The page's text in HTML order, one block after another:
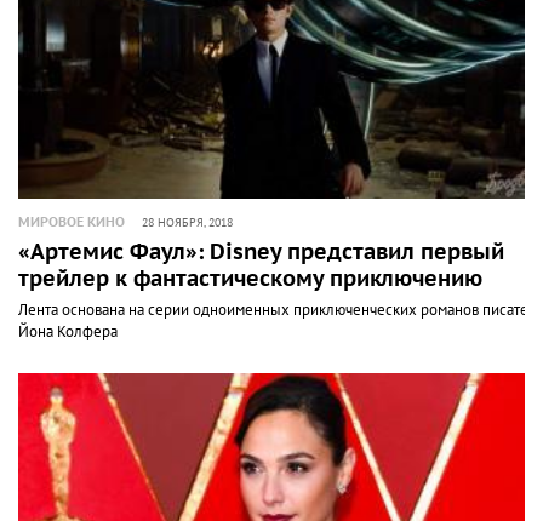
МИРОВОЕ КИНО 28 НОЯБРЯ, 2018
«Артемис Фаул»: Disney представил первый
трейлер к фантастическому приключению
Лента основана на серии одноименных приключенческих романов писателя
Йона Колфера